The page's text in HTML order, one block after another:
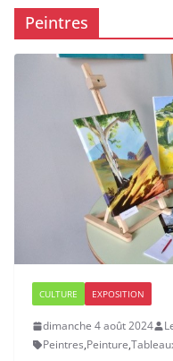
Peintres
CULTURE EXPOSITION
dimanche 4 août 2024
Peintres,Peinture,